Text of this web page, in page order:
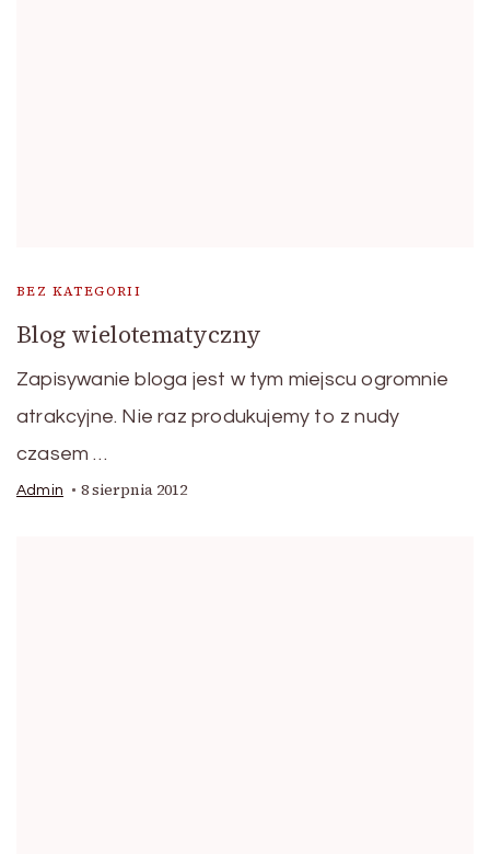
BEZ KATEGORII
Blog wielotematyczny
Zapisywanie bloga jest w tym miejscu ogromnie
atrakcyjne. Nie raz produkujemy to z nudy
czasem …
Admin 8 sierpnia 2012